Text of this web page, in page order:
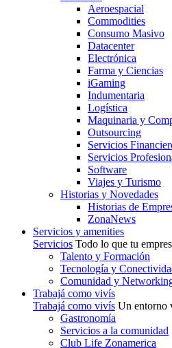
Aeroespacial
Commodities
Consumo Masivo
Datacenter
Electrónica
Farma y Ciencias
iGaming
Indumentaria
Logística
Maquinaria y
Outsourcing
Servicios
Servicios
Software
Viajes y Turismo
Historias y Novedades
Historias de
ZonaNews
Servicios y amenities
Servicios Todo lo que tu
Talento y Formación
Tecnología y
Comunidad y
Trabajá como vivís
Trabajá como vivís Un entorno
Gastronomía
Servicios a la comunidad
Club Life Zonamerica